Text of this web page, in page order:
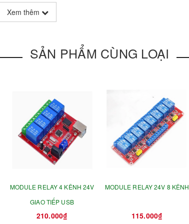
Xem thêm
SẢN PHẨM CÙNG LOẠI
MODULE RELAY 4 KÊNH 24V
GIAO TIẾP USB
210.000₫
MODULE RELAY 24V 8 KÊNH
115.000₫